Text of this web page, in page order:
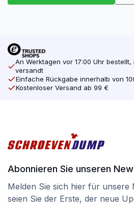
An Werktagen vor 17:00 Uhr
versandt
Einfache Rückgabe innerhalb von
Kostenloser Versand ab 99 €
Abonnieren Sie unseren
Melden Sie sich hier für unsere
seien Sie der Erste, der neue